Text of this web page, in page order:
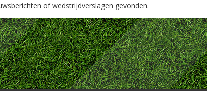
of wedstrijdverslagen gevonden.